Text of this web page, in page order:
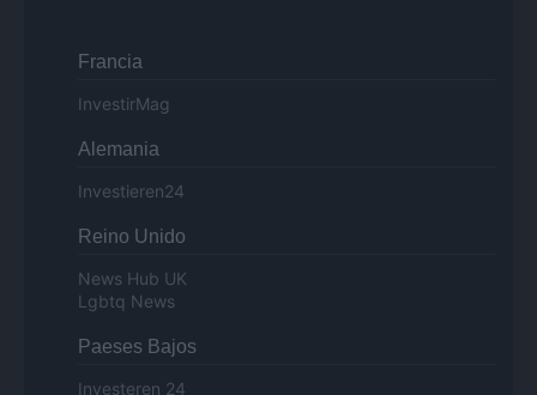
Francia
InvestirMag
Alemania
Investieren24
Reino Unido
News Hub UK
Lgbtq News
Paeses Bajos
Investeren 24